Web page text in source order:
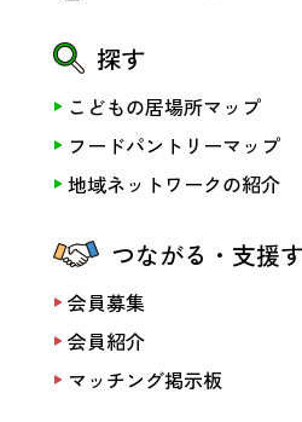
探す
こどもの居場所マップ
フードパントリーマップ
地域ネットワークの紹介
つながる・支援
会員募集
会員紹介
マッチング掲示板